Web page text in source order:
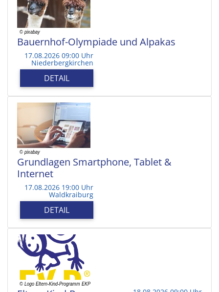
Bauernhof-Olympiade und Alpakas
17.08.2026 09:00 Uhr
Niederbergkirchen
DETAIL
Grundlagen Smartphone, Tablet &
Internet
17.08.2026 19:00 Uhr
Waldkraiburg
DETAIL